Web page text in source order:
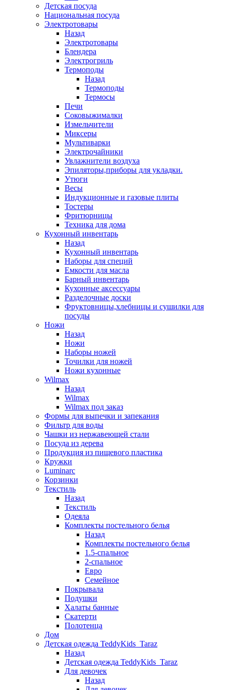
Детская посуда
Национальная посуда
Электротовары
Назад
Электротовары
Блендера
Электрогриль
Термоподы
Назад
Термоподы
Термосы
Печи
Соковыжималки
Измельчители
Миксеры
Мультиварки
Электрочайники
Увлажнители воздуха
Эпиляторы,приборы для укладки.
Утюги
Весы
Индукционные и газовые плиты
Тостеры
Фритюрницы
Техника для дома
Кухонный инвентарь
Назад
Кухонный инвентарь
Наборы для специй
Емкости для масла
Барный инвентарь
Кухонные аксессуары
Разделочные доски
Фруктовницы,хлебницы и сушилки для
посуды
Ножи
Назад
Ножи
Наборы ножей
Точилки для ножей
Ножи кухонные
Wilmax
Назад
Wilmax
Wilmax под заказ
Формы для выпечки и запекания
Фильтр для воды
Чашки из нержавеющей стали
Посуда из дерева
Продукция из пищевого пластика
Кружки
Luminarc
Корзинки
Текстиль
Назад
Текстиль
Одеяла
Комплекты постельного белья
Назад
Комплекты постельного белья
1.5-спальное
2-спальное
Евро
Семейное
Покрывала
Подушки
Халаты банные
Скатерти
Полотенца
Дом
Детская одежда TeddyKids_Taraz
Назад
Детская одежда TeddyKids_Taraz
Для девочек
Назад